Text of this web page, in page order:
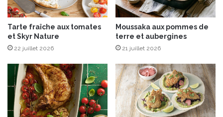
d
i
t
e
d
c
u
r
à
l
q
Tarte fraîche aux tomates
et Skyr Nature
22 juillet 2026
Moussaka aux pommes de
terre et aubergines
21 juillet 2026